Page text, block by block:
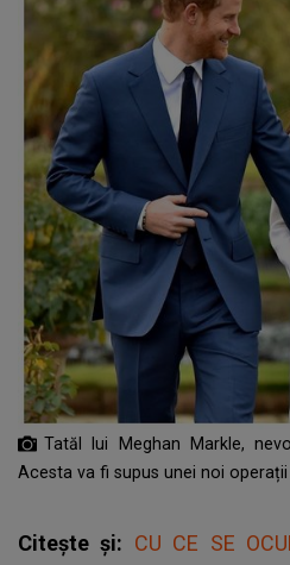
Tatăl lui Meghan Markle,
Acesta va fi supus unei noi operații
Citește și: CU CE SE